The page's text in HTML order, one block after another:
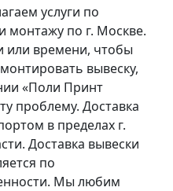
услуги по
монтажу по г. Москве.
или времени, чтобы
вывеску,
«Поли Принт
проблему. Доставка
в пределах г.
Доставка вывески
по
Мы любим